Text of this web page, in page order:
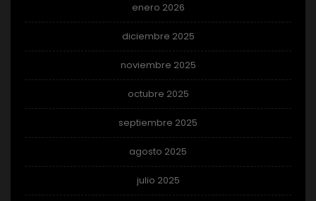
enero 2026
diciembre 2025
noviembre 2025
octubre 2025
septiembre 2025
agosto 2025
julio 2025